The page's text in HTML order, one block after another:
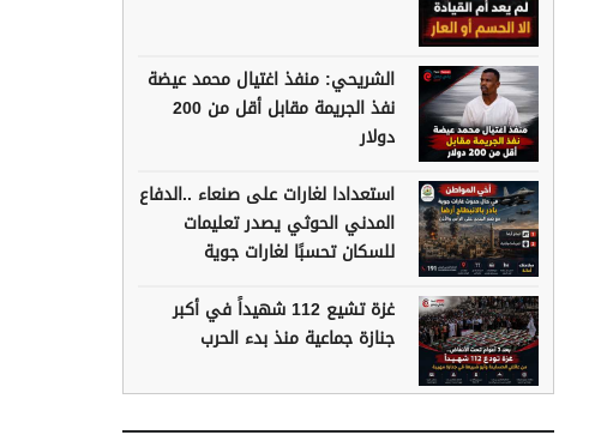
الشريحي: منفذ اغتيال محمد عيضة
نفذ الجريمة مقابل أقل من 200
دولار
استعدادا لغارات على صنعاء ..الدفاع
المدني الحوثي يصدر تعليمات
للسكان تحسبًا لغارات جوية
غزة تشيع 112 شهيداً في أكبر
جنازة جماعية منذ بدء الحرب